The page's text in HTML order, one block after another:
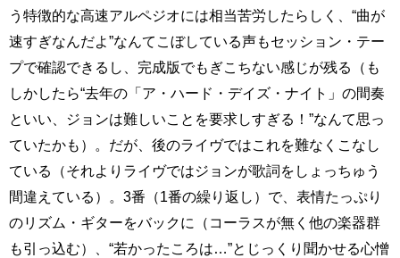
う特徴的な高速アルペジオには相当苦労したらしく、“曲が
速すぎなんだよ”なんてこぼしている声もセッション・テー
プで確認できるし、完成版でもぎこちない感じが残る（も
しかしたら“去年の「ア・ハード・デイズ・ナイト」の間奏
といい、ジョンは難しいことを要求しすぎる！”なんて思っ
ていたかも）。だが、後のライヴではこれを難なくこなし
ている（それよりライヴではジョンが歌詞をしょっちゅう
間違えている）。3番（1番の繰り返し）で、表情たっぷり
のリズム・ギターをバックに（コーラスが無く他の楽器群
も引っ込む）、“若かったころは…”とじっくり聞かせる心憎